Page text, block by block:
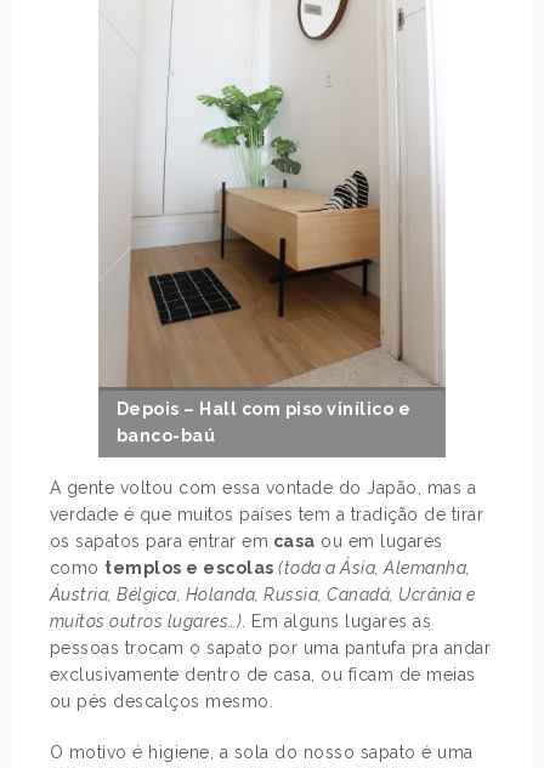
Depois – Hall com piso vinílico e
banco-baú
A gente voltou com essa vontade do Japão, mas a
verdade é que muitos países tem a tradição de tirar
os sapatos para entrar em casa ou em lugares
como templos e escolas (toda a Ásia, Alemanha,
Áustria, Bélgica, Holanda, Russia, Canadá, Ucrânia e
muitos outros lugares…). Em alguns lugares as
pessoas trocam o sapato por uma pantufa pra andar
exclusivamente dentro de casa, ou ficam de meias
ou pés descalços mesmo.
O motivo é higiene, a sola do nosso sapato é uma